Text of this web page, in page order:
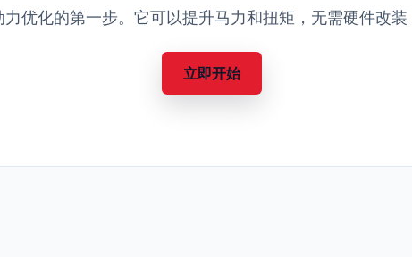
优化的第一步。它可以提升马力和扭矩，无需硬件改装
立即开始